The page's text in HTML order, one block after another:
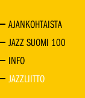
AJANKOHTAISTA
JAZZ SUOMI 100
INFO
JAZZLIITTO